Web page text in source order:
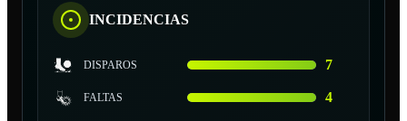
INCIDENCIAS
DISPAROS 7
FALTAS 4